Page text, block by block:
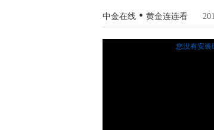
中金在线 • 黄金连连看
您没有安装